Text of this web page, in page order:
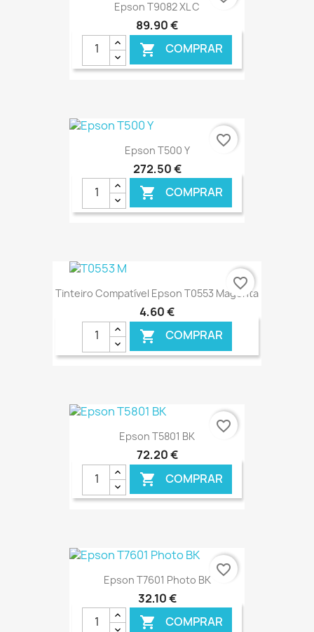
Epson T9082 XL C
89,90 €
 COMPRAR
€ ONLINE
Epson T500 Y
272,50 €
 COMPRAR
€ ONLINE
favorite_border
Tinteiro Compatível Epson T0553 Magenta
4,60 €
 COMPRAR
€ ONLINE
favorite_border
Epson T5801 BK
72,20 €
 COMPRAR
€ ONLINE
favorite_border
Epson T7601 Photo BK
32,10 €
 COMPRAR
favorite_border